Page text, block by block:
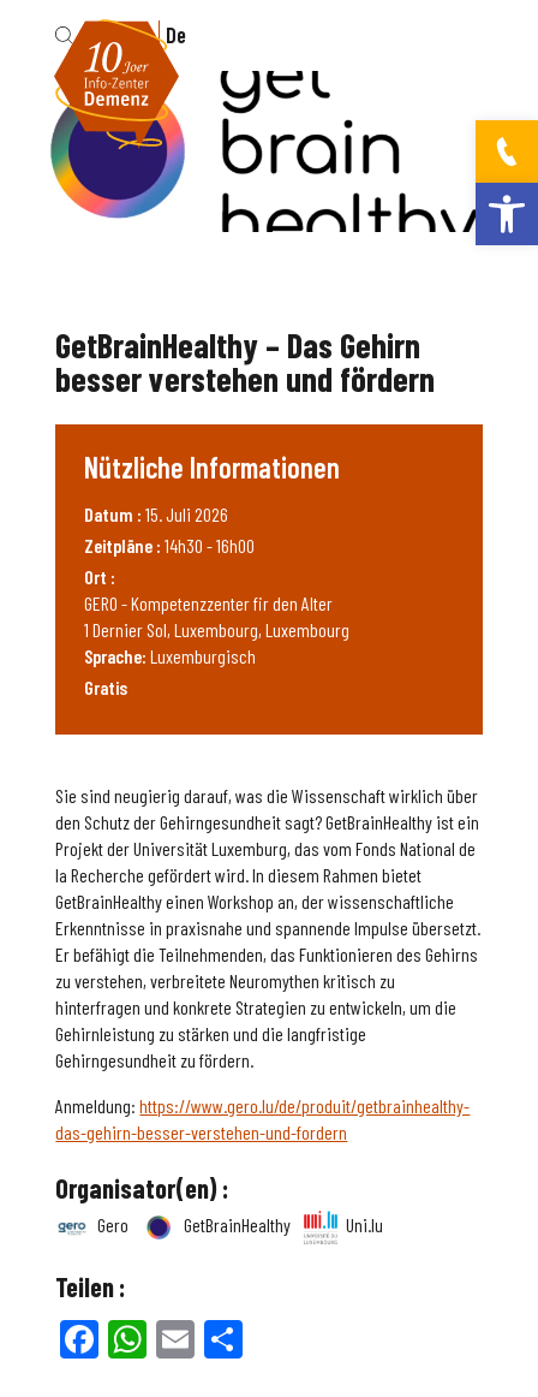
Fr De
Sie sind neugierig darauf, was die Wissenschaft wirklich über
den Schutz der Gehirngesundheit sagt? GetBrainHealthy ist ein
Projekt der Universität Luxemburg, das vom Fonds National de
la Recherche gefördert wird. In diesem Rahmen bietet
GetBrainHealthy einen Workshop an, der wissenschaftliche
Erkenntnisse in praxisnahe und spannende Impulse übersetzt.
Er befähigt die Teilnehmenden, das Funktionieren des Gehirns
zu verstehen, verbreitete Neuromythen kritisch zu
hinterfragen und konkrete Strategien zu entwickeln, um die
Gehirnleistung zu stärken und die langfristige
Gehirngesundheit zu fördern.
Anmeldung:https://www.gero.lu/de/produit/getbrainhealthy-
das-gehirn-besser-verstehen-und-fordern
Organisator(en) :
Gero GetBrainHealthy Uni.lu
Teilen :
Facebook
WhatsApp
Email
GetBrainHealthy – Das Gehirn
besser verstehen und fördern
Nützliche Informationen
Datum : 15. Juli 2026
Zeitpläne : 14h30 - 16h00
Ort :
GERO - Kompetenzzenter fir den Alter
1 Dernier Sol, Luxembourg, Luxembourg
Sprache: Luxemburgisch
Gratis